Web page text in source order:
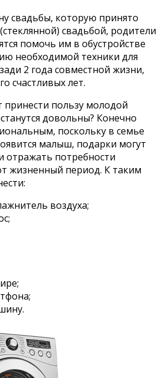
свадьбы, которую принято
свадьбой, родители
помочь им в обустройстве
необходимой техники для
2 года совместной жизни,
счастливых лет.
принести пользу молодой
довольны? Конечно
поскольку в семье
малыш, подарки могут
отражать потребности
жизненный период. К таким
воздуха;